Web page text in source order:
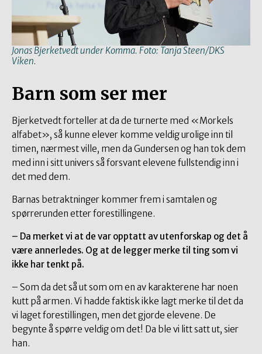
Jonas Bjerketvedt under Komma. Foto: Tanja Steen/DKS
Viken.
Barn som ser mer
Bjerketvedt forteller at da de turnerte med «Morkels
alfabet», så kunne elever komme veldig urolige inn til
timen, nærmest ville, men da Gundersen og han tok dem
med inn i sitt univers så forsvant elevene fullstendig inn i
det med dem.
Barnas betraktninger kommer frem i samtalen og
spørrerunden etter forestillingene.
– Da merket vi at de var opptatt av utenforskap og det å
være annerledes. Og at de legger merke til ting som vi
ikke har tenkt på.
– Som da det så ut som om en av karakterene har noen
kutt på armen. Vi hadde faktisk ikke lagt merke til det da
vi laget forestillingen, men det gjorde elevene. De
begynte å spørre veldig om det! Da ble vi litt satt ut, sier
han.